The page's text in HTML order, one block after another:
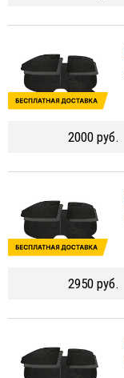
2000 руб.
2950 руб.